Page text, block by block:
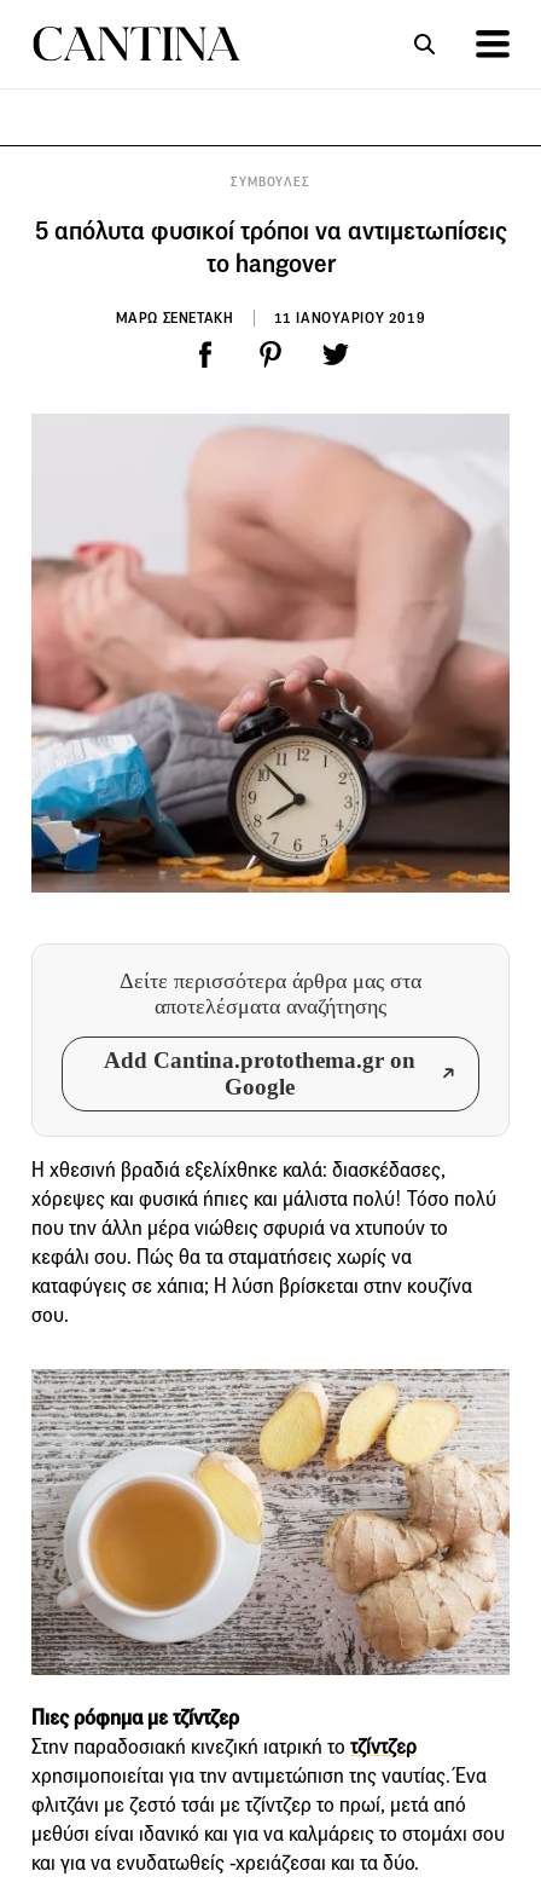
ΣΥΜΒΟΥΛΕΣ
5 απόλυτα φυσικοί τρόποι να αντιμετωπίσεις
το hangover
ΜΑΡΩ ΣΕΝΕΤΑΚΗ 11 ΙΑΝΟΥΑΡΙΟΥ 2019
Δείτε περισσότερα άρθρα μας στα
αποτελέσματα αναζήτησης
Add Cantina.protothema.gr on
Google
Η χθεσινή βραδιά εξελίχθηκε καλά: διασκέδασες,
χόρεψες και φυσικά ήπιες και μάλιστα πολύ! Τόσο πολύ
που την άλλη μέρα νιώθεις σφυριά να χτυπούν το
κεφάλι σου. Πώς θα τα σταματήσεις χωρίς να
καταφύγεις σε χάπια; Η λύση βρίσκεται στην κουζίνα
σου.
Πιες ρόφημα με τζίντζερ
Στην παραδοσιακή κινεζική ιατρική το τζίντζερ
χρησιμοποιείται για την αντιμετώπιση της ναυτίας. Ένα
φλιτζάνι με ζεστό τσάι με τζίντζερ το πρωί, μετά από
μεθύσι είναι ιδανικό και για να καλμάρεις το στομάχι σου
και για να ενυδατωθείς -χρειάζεσαι και τα δύο.